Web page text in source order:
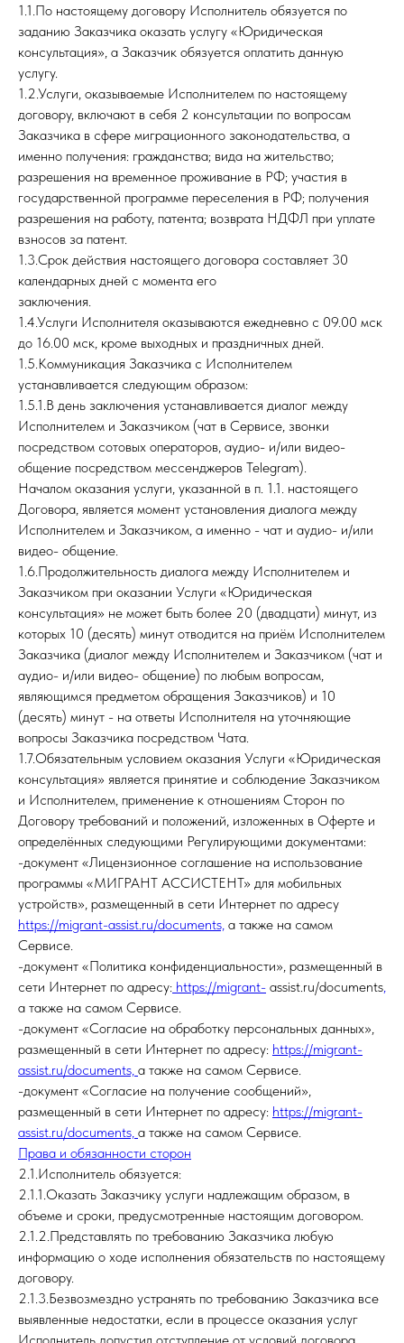
1.1.По настоящему договору Исполнитель обязуется по
заданию Заказчика оказать услугу «Юридическая
консультация», а Заказчик обязуется оплатить данную
услугу.
1.2.Услуги, оказываемые Исполнителем по настоящему
договору, включают в себя 2 консультации по вопросам
Заказчика в сфере миграционного законодательства, а
именно получения: гражданства; вида на жительство;
разрешения на временное проживание в РФ; участия в
государственной программе переселения в РФ; получения
разрешения на работу, патента; возврата НДФЛ при уплате
взносов за патент.
1.3.Срок действия настоящего договора составляет 30
календарных дней с момента его
заключения.
1.4.Услуги Исполнителя оказываются ежедневно с 09.00 мск
до 16.00 мск, кроме выходных и праздничных дней.
1.5.Коммуникация Заказчика с Исполнителем
устанавливается следующим образом:
1.5.1.В день заключения устанавливается диалог между
Исполнителем и Заказчиком (чат в Сервисе, звонки
посредством сотовых операторов, аудио- и/или видео-
общение посредством мессенджеров Telegram).
Началом оказания услуги, указанной в п. 1.1. настоящего
Договора, является момент установления диалога между
Исполнителем и Заказчиком, а именно - чат и аудио- и/или
видео- общение.
1.6.Продолжительность диалога между Исполнителем и
Заказчиком при оказании Услуги «Юридическая
консультация» не может быть более 20 (двадцати) минут, из
которых 10 (десять) минут отводится на приём Исполнителем
Заказчика (диалог между Исполнителем и Заказчиком (чат и
аудио- и/или видео- общение) по любым вопросам,
являющимся предметом обращения Заказчиков) и 10
(десять) минут - на ответы Исполнителя на уточняющие
вопросы Заказчика посредством Чата.
1.7.Обязательным условием оказания Услуги «Юридическая
консультация» является принятие и соблюдение Заказчиком
и Исполнителем, применение к отношениям Сторон по
Договору требований и положений, изложенных в Оферте и
определённых следующими Регулирующими документами:
-документ «Лицензионное соглашение на использование
программы «МИГРАНТ АССИСТЕНТ» для мобильных
устройств», размещенный в сети Интернет по адресу
https://migrant-assist.ru/documents, а также на самом
Сервисе.
-документ «Политика конфиденциальности», размещенный в
сети Интернет по адресу: https://migrant- assist.ru/documents
а также на самом Сервисе.
-документ «Согласие на обработку персональных данных»,
размещенный в сети Интернет по адресу: https://migrant-
assist.ru/documents, а также на самом Сервисе.
-документ «Согласие на получение сообщений»,
размещенный в сети Интернет по адресу: https://migrant-
assist.ru/documents, а также на самом Сервисе.
Права и обязанности сторон
2.1.Исполнитель обязуется:
2.1.1.Оказать Заказчику услуги надлежащим образом, в
объеме и сроки, предусмотренные настоящим договором.
2.1.2.Представлять по требованию Заказчика любую
информацию о ходе исполнения обязательств по настоящему
договору.
2.1.3.Безвозмездно устранять по требованию Заказчика все
выявленные недостатки, если в процессе оказания услуг
Исполнитель допустил отступление от условий договора,